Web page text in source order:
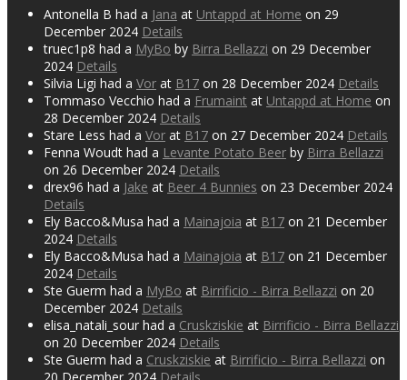
Antonella B had a Jana at Untappd at Home on 29
December 2024 Details
truec1p8 had a MyBo by Birra Bellazzi on 29 December
2024 Details
Silvia Ligi had a Vor at B17 on 28 December 2024 Details
Tommaso Vecchio had a Frumaint at Untappd at Home on
28 December 2024 Details
Stare Less had a Vor at B17 on 27 December 2024 Details
Fenna Woudt had a Levante Potato Beer by Birra Bellazzi
on 26 December 2024 Details
drex96 had a Jake at Beer 4 Bunnies on 23 December 2024
Details
Ely Bacco&Musa had a Mainajoia at B17 on 21 December
2024 Details
Ely Bacco&Musa had a Mainajoia at B17 on 21 December
2024 Details
Ste Guerm had a MyBo at Birrificio - Birra Bellazzi on 20
December 2024 Details
elisa_natali_sour had a Cruskziskie at Birrificio - Birra Bellazzi
on 20 December 2024 Details
Ste Guerm had a Cruskziskie at Birrificio - Birra Bellazzi on